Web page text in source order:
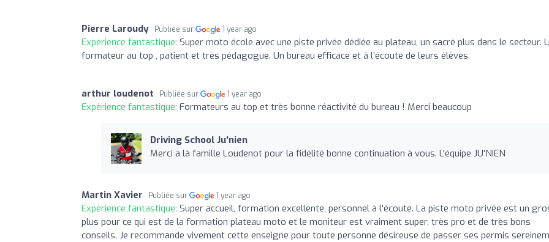
Pierre Laroudy Publiée sur 1 year ago
Expérience fantastique: Super moto école avec une piste privée dédiée au plateau, un sacré plus dans le secteur.
formateur au top , patient et très pédagogue. Un bureau efficace et à l’écoute de leurs élèves. ️
arthur loudenot Publiée sur 1 year ago
Expérience fantastique: Formateurs au top et très bonne réactivité du bureau ! Merci beaucoup
Driving School Ju'nien
Merci a là famille Loudenot pour la fidélité bonne continuation à vous. L'équipe JU'NIEN
Martin Xavier Publiée sur 1 year ago
Expérience fantastique: Super accueil, formation excellente, personnel à l'écoute. La piste moto privée est un
plus pour ce qui est de la formation plateau moto et le moniteur est vraiment super, très pro et de très bons
conseils. Je recommande vivement cette enseigne pour toute personne désireuse de passer ses permis